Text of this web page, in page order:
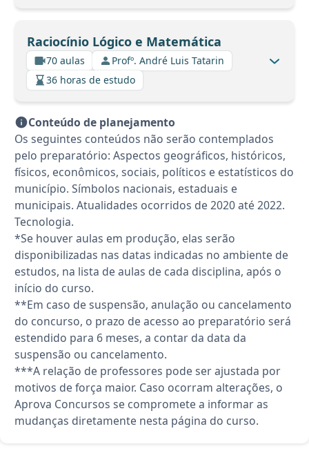
Raciocínio Lógico e Matemática
70 aulas
Profº. André Luis Tatarin
36 horas de estudo
Conteúdo de planejamento
Os seguintes conteúdos não serão contemplados
pelo preparatório: Aspectos geográficos, históricos,
físicos, econômicos, sociais, políticos e estatísticos do
município. Símbolos nacionais, estaduais e
municipais. Atualidades ocorridos de 2020 até 2022.
Tecnologia.
*Se houver aulas em produção, elas serão
disponibilizadas nas datas indicadas no ambiente de
estudos, na lista de aulas de cada disciplina, após o
início do curso.
**Em caso de suspensão, anulação ou cancelamento
do concurso, o prazo de acesso ao preparatório será
estendido para 6 meses, a contar da data da
suspensão ou cancelamento.
***A relação de professores pode ser ajustada por
motivos de força maior. Caso ocorram alterações, o
Aprova Concursos se compromete a informar as
mudanças diretamente nesta página do curso.